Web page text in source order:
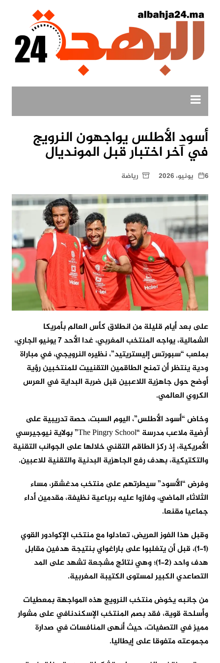
أسود الأطلس يواجهون النرويج
في آخر اختبار قبل المونديال
6 يونيو، 2026 رياضة
على بعد أيام قليلة من انطلاق كأس العالم بأمريكا
الشمالية، يواجه المنتخب المغربي، غدا الأحد 7 يونيو الجاري،
بملعب “سبورتس إليستريتيد”، نظيره النرويجي، في مباراة
ودية ينتظر أن تمنح الطاقمين التقنييت للمنتخبين رؤية
أوضح حول جاهزية اللاعبين قبل ضربة البداية في العرس
الكروي العالمي.
وخاض “أسود الأطلس”، اليوم السبت، حصة تدريبية على
أرضية ملاعب مدرسة “The Pingry School” بولاية نيوجيرسي
الأمريكية، إذ ركز الطاقم التقني خلالها على الجوانب التقنية
والتكتيكية، بهدف رفع الجاهزية البدنية والتقنية للاعبين.
وفرض “الأسود” سيطرتهم على منتخب مدغشقر، مساء
الثلاثاء الماضي، وفازوا عليه برباعية نظيفة، مقدمين أداء
جماعيا مقنعا.
وقبل هذا الفوز العريض، تعادلوا مع منتخب الإكوادور القوي
(1-1)، قبل أن يتغلبوا على باراغواي بنتيجة هدفين مقابل
هدف واحد (2-1)؛ وهي نتائج مشجعة تشهد على المد
التصاعدي الكبير لمستوى الكتيبة المغربية.
من جانبه يخوض منتخب النرويج هذه المواجهة بمعطيات
وأسلحة قوية، فقد بصم المنتخب الإسكندنافي على مشوار
مميز في التصفيات، حيث أنهى المنافسات في صدارة
مجموعته متفوقا على إيطاليا.